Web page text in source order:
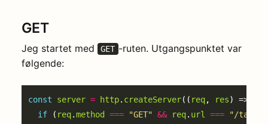
GET
Jeg startet med GET -ruten. Utgangspunktet var
følgende:
const server = http. createServer(( req, res
if ( req.method === "GET" && req. url ===
"/tasks"